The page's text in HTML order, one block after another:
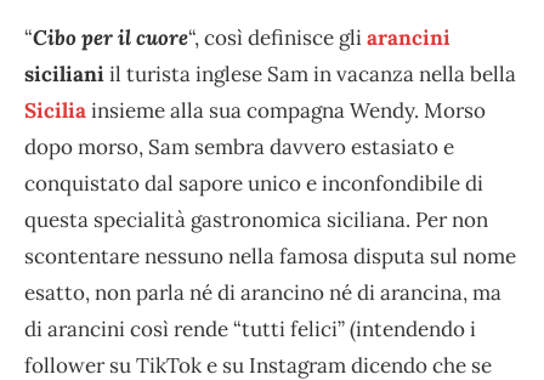
“Cibo per il cuore“, così definisce gliarancini
sicilianiil turista inglese Sam in vacanza nella bella
Siciliainsieme alla sua compagna Wendy. Morso
dopo morso, Sam sembra davvero estasiato e
conquistato dal sapore unico e inconfondibile di
questa specialità gastronomica siciliana. Per non
scontentare nessuno nella famosa disputa sul nome
esatto, non parla né di arancino né di arancina, ma
di arancini così rende “tutti felici” (intendendo i
follower su TikTok e su Instagram dicendo che se